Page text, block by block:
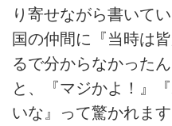
り寄せながら書いて
国の仲間に『当時は
るで分からなかった
と、『マジかよ！』
いな』って驚かれます